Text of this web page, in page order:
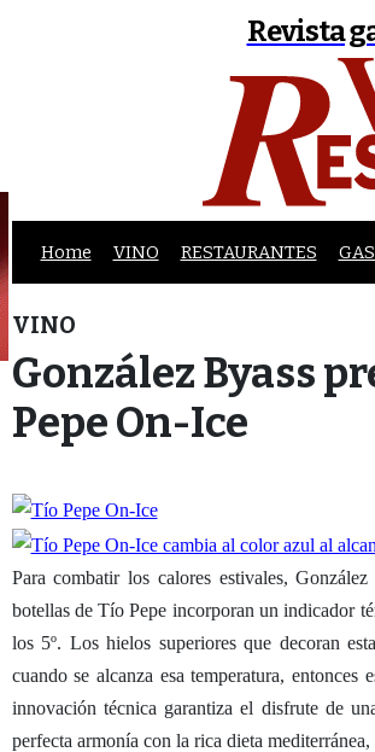
Revista
Home VINO RESTAURANTES
VINO
González Byass
Pepe On-Ice
Para combatir los calores estivales,
botellas de Tío Pepe incorporan un indicador
los 5º. Los hielos superiores que decoran
cuando se alcanza esa temperatura,
innovación técnica garantiza el disfrute de
perfecta armonía con la rica dieta